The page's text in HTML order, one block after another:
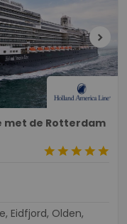
chevron_right
met de Rotterdam
starstarstarstarstar